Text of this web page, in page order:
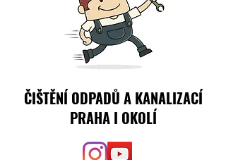
ČIŠTĚNÍ ODPADŮ A KANALIZACÍ
PRAHA I OKOLÍ